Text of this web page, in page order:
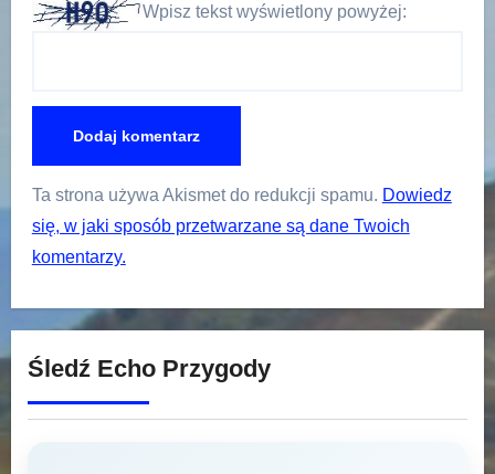
Wpisz tekst wyświetlony powyżej:
Ta strona używa Akismet do redukcji spamu. Dowiedz
się, w jaki sposób przetwarzane są dane Twoich
komentarzy.
Śledź Echo Przygody